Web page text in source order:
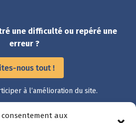
une difficulté ou repéré une
erreur ?
nous tout !
à l’amélioration du site.
consentement aux